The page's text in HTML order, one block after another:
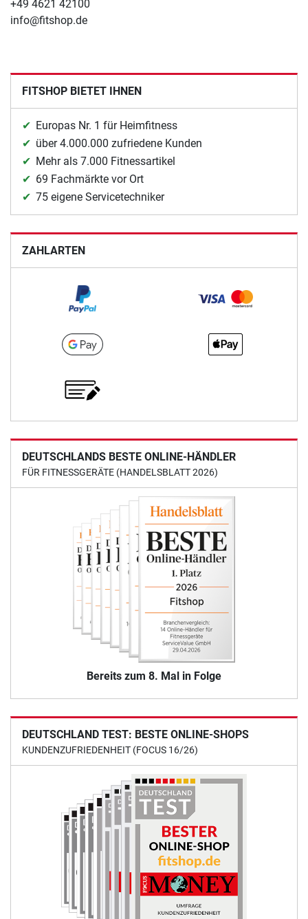
+49 4621 42100
info@fitshop.de
FITSHOP BIETET IHNEN
Europas Nr. 1 für Heimfitness
über 4.000.000 zufriedene Kunden
Mehr als 7.000 Fitnessartikel
69 Fachmärkte vor Ort
75 eigene Servicetechniker
ZAHLARTEN
DEUTSCHLANDS BESTE ONLINE-HÄNDLER
FÜR FITNESSGERÄTE (HANDELSBLATT 2026)
Bereits zum 8. Mal in Folge
DEUTSCHLAND TEST: BESTE ONLINE-SHOPS
KUNDENZUFRIEDENHEIT (FOCUS 16/26)